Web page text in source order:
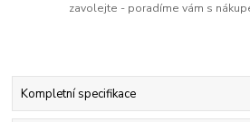
zavolejte - poradíme vám s
Kompletní specifikace